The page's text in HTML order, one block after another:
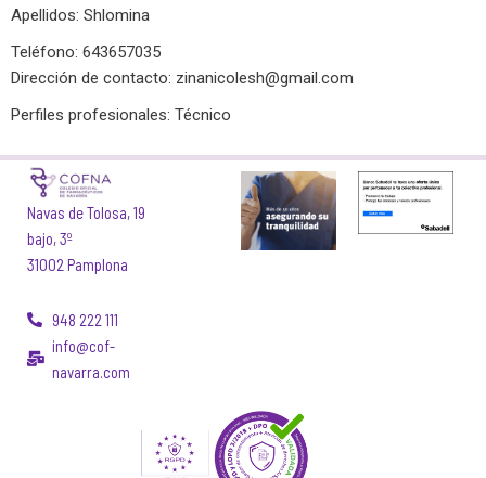
Apellidos: Shlomina
Teléfono: 643657035
Dirección de contacto: zinanicolesh@gmail.com
Perfiles profesionales: Técnico
Navas de Tolosa, 19
bajo, 3º
31002 Pamplona
948 222 111
info@cof-
navarra.com